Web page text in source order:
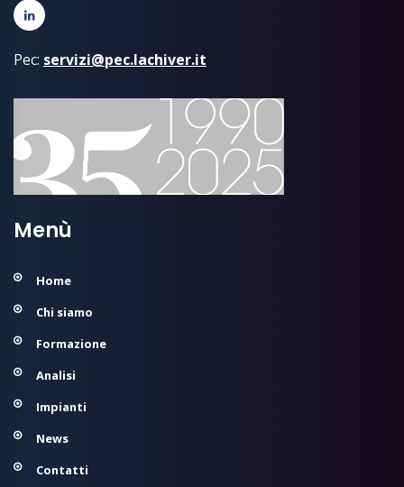
Pec: servizi@pec.lachiver.it
Menù
Home
Chi siamo
Formazione
Analisi
Impianti
News
Contatti